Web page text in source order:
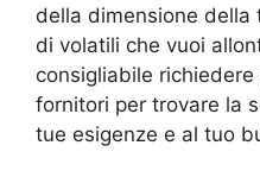
della dimensione
di volatili che vuoi
consigliabile
fornitori per trovare la
tue esigenze e al tuo